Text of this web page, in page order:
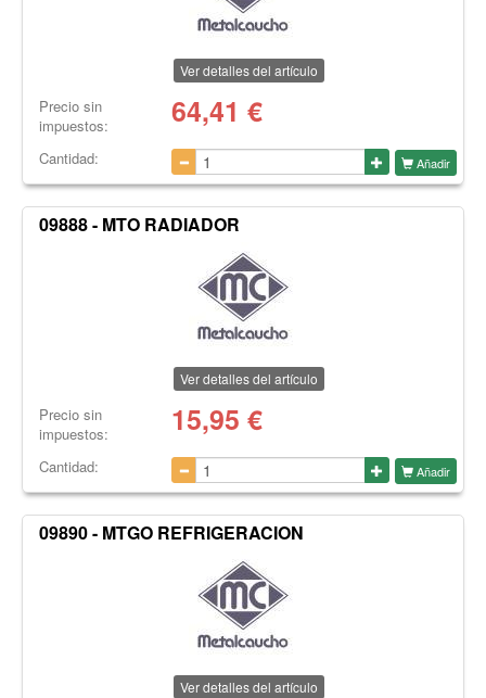
Ver detalles del artículo
Precio sin
impuestos:
64,41 €
Cantidad: Añadir
09888 - MTO RADIADOR
Ver detalles del artículo
Precio sin
impuestos:
15,95 €
Cantidad: Añadir
09890 - MTGO REFRIGERACION
Ver detalles del artículo